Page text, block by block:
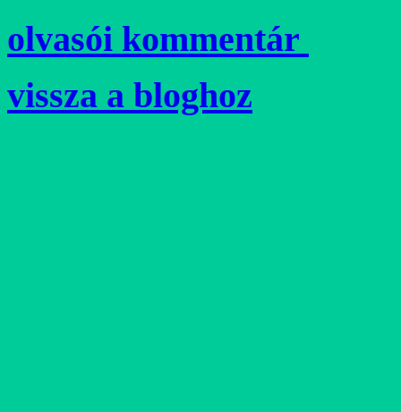
olvasói kommentár
vissza a bloghoz